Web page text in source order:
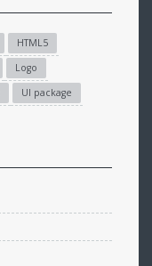
HTML5
Logo
UI package